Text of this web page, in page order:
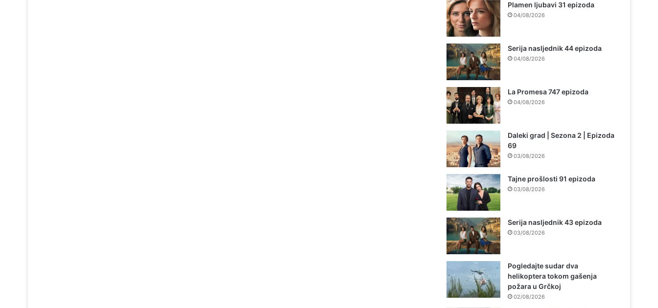
Plamen ljubavi 31 epizoda
04/08/2026
Serija nasljednik 44 epizoda
04/08/2026
La Promesa 747 epizoda
04/08/2026
Daleki grad | Sezona 2 | Epizoda
69
03/08/2026
Tajne prošlosti 91 epizoda
03/08/2026
Serija nasljednik 43 epizoda
03/08/2026
Pogledajte sudar dva
helikoptera tokom gašenja
požara u Grčkoj
02/08/2026